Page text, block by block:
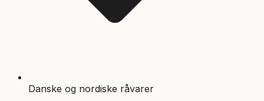
Danske og nordiske råvarer